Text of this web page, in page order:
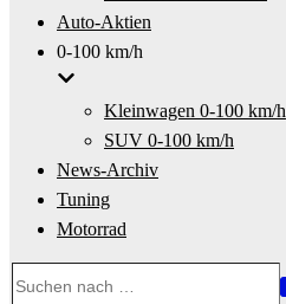
Auto-Aktien
0-100 km/h
Kleinwagen 0-100 km/h
SUV 0-100 km/h
News-Archiv
Tuning
Motorrad
nach …